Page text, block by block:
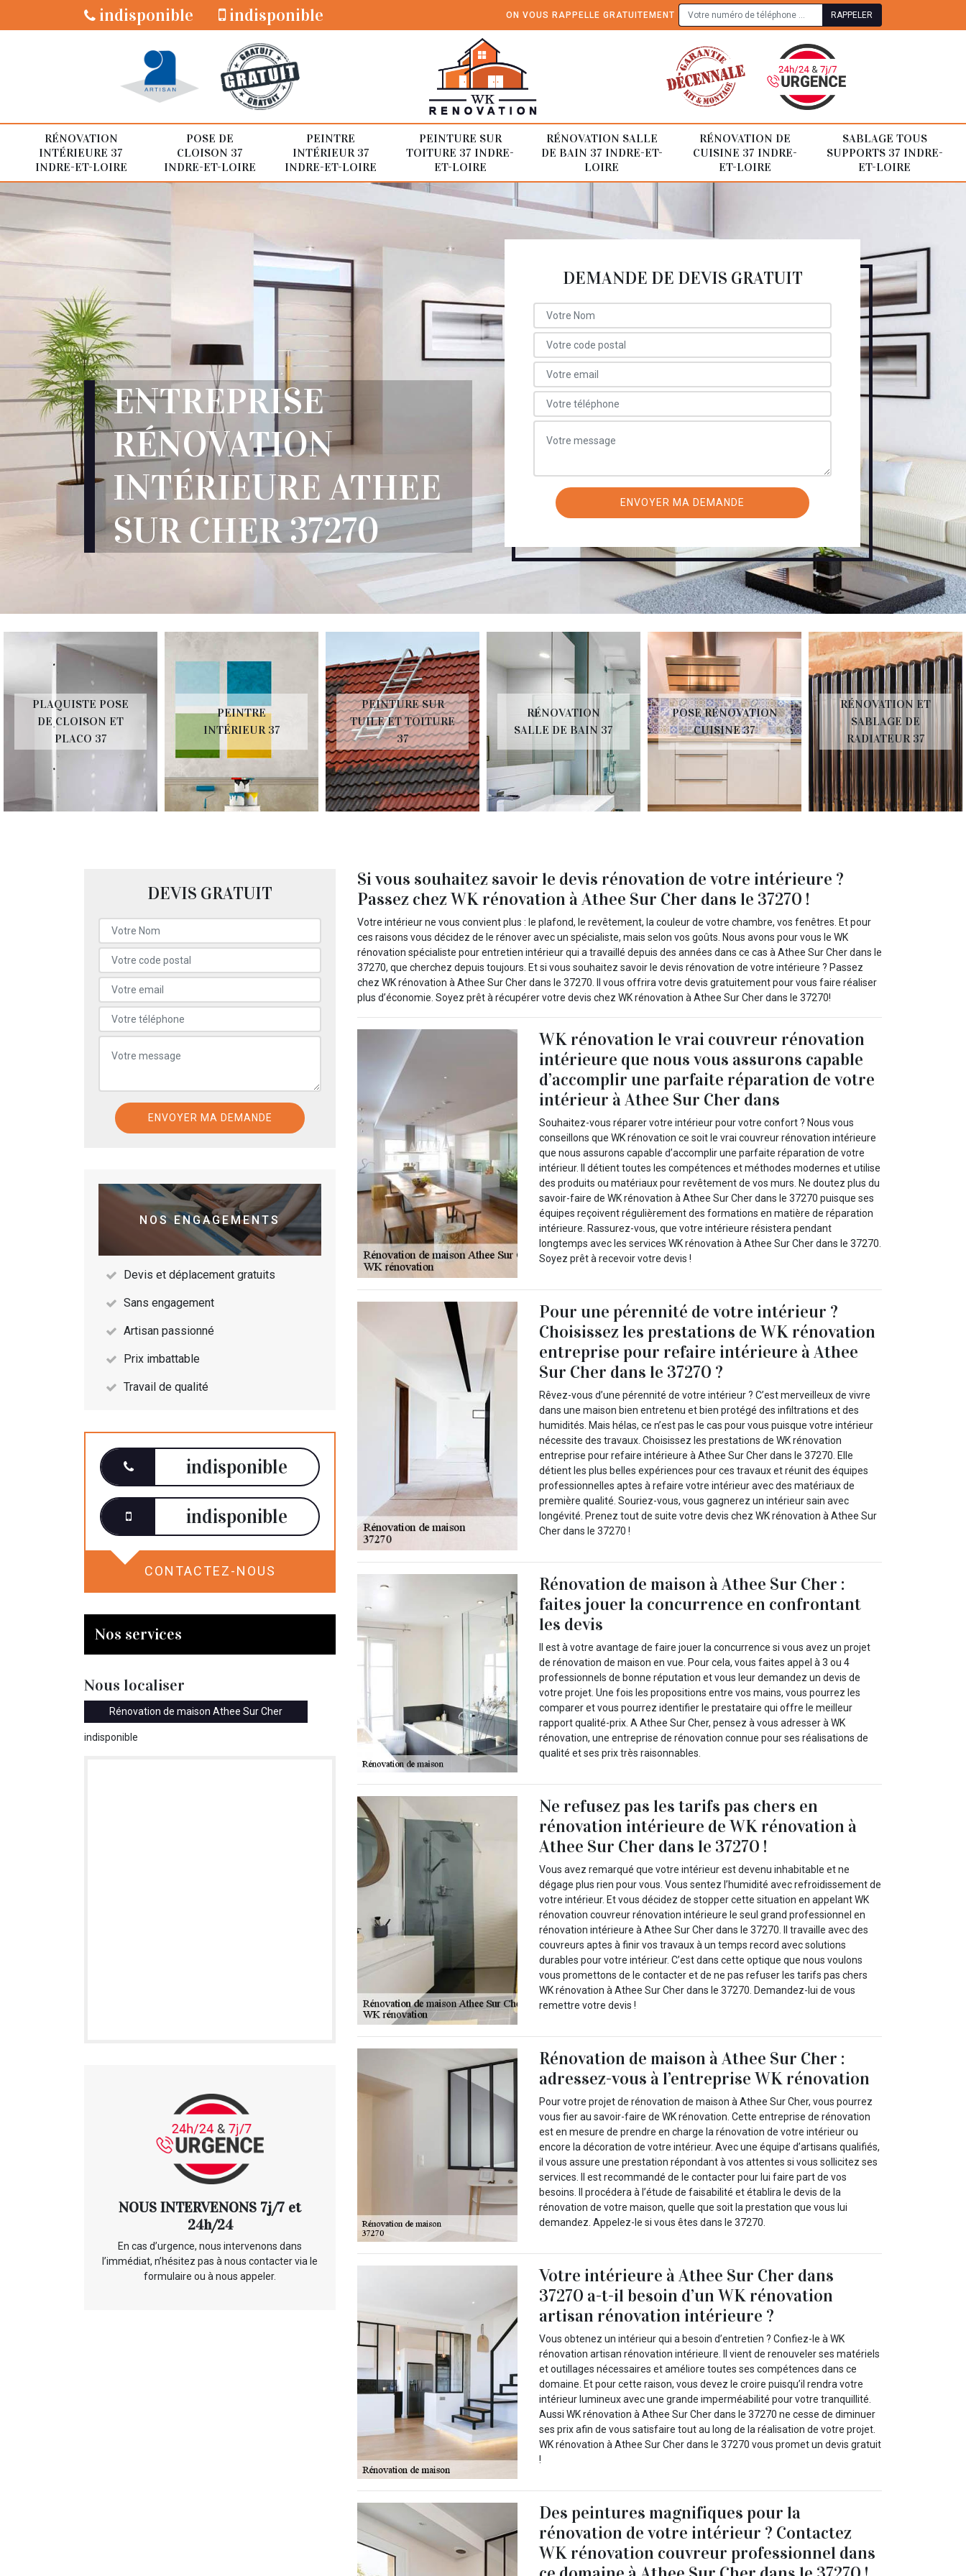
indisponible indisponible ON VOUS RAPPELLE GRATUITEMENT
RÉNOVATION
INTÉRIEURE 37
INDRE-ET-LOIRE
POSE DE
CLOISON 37
INDRE-ET-LOIRE
PEINTRE
INTÉRIEUR 37
INDRE-ET-LOIRE
PEINTURE SUR
TOITURE 37 INDRE-
ET-LOIRE
RÉNOVATION SALLE
DE BAIN 37 INDRE-ET-
LOIRE
RÉNOVATION DE
CUISINE 37 INDRE-
ET-LOIRE
SABLAGE TOUS
SUPPORTS 37 INDRE-
ET-LOIRE
ENTREPRISE
RÉNOVATION
INTÉRIEURE ATHEE
SUR CHER 37270
DEMANDE DE DEVIS GRATUIT
PLAQUISTE POSE
DE CLOISON ET
PLACO 37
PEINTRE
INTÉRIEUR 37
PEINTURE SUR
TUILE ET TOITURE
37
RÉNOVATION
SALLE DE BAIN 37
POSE RÉNOVATION
CUISINE 37
RÉNOVATION ET
SABLAGE DE
RADIATEUR 37
DEVIS GRATUIT
NOS ENGAGEMENTS
Devis et déplacement gratuits
Sans engagement
Artisan passionné
Prix imbattable
Travail de qualité
indisponible
indisponible
CONTACTEZ-NOUS
Nos services
Nous localiser
Rénovation de maison Athee Sur Cher
indisponible
NOUS INTERVENONS 7j/7 et
24h/24
En cas d’urgence, nous intervenons dans
l’immédiat, n’hésitez pas à nous contacter via le
formulaire ou à nous appeler.
Si vous souhaitez savoir le devis rénovation de votre intérieure ?
Passez chez WK rénovation à Athee Sur Cher dans le 37270 !
Votre intérieur ne vous convient plus : le plafond, le revêtement, la couleur de votre chambre, vos fenêtres. Et pour
ces raisons vous décidez de le rénover avec un spécialiste, mais selon vos goûts. Nous avons pour vous le WK
rénovation spécialiste pour entretien intérieur qui a travaillé depuis des années dans ce cas à Athee Sur Cher dans le
37270, que cherchez depuis toujours. Et si vous souhaitez savoir le devis rénovation de votre intérieure ? Passez
chez WK rénovation à Athee Sur Cher dans le 37270. Il vous offrira votre devis gratuitement pour vous faire réaliser
plus d’économie. Soyez prêt à récupérer votre devis chez WK rénovation à Athee Sur Cher dans le 37270!
WK rénovation le vrai couvreur rénovation
intérieure que nous vous assurons capable
d’accomplir une parfaite réparation de votre
intérieur à Athee Sur Cher dans
Souhaitez-vous réparer votre intérieur pour votre confort ? Nous vous
conseillons que WK rénovation ce soit le vrai couvreur rénovation intérieure
que nous assurons capable d’accomplir une parfaite réparation de votre
intérieur. Il détient toutes les compétences et méthodes modernes et utilise
des produits ou matériaux pour revêtement de vos murs. Ne doutez plus du
savoir-faire de WK rénovation à Athee Sur Cher dans le 37270 puisque ses
équipes reçoivent régulièrement des formations en matière de réparation
intérieure. Rassurez-vous, que votre intérieure résistera pendant
longtemps avec les services WK rénovation à Athee Sur Cher dans le 37270.
Soyez prêt à recevoir votre devis !
Pour une pérennité de votre intérieur ?
Choisissez les prestations de WK rénovation
entreprise pour refaire intérieure à Athee
Sur Cher dans le 37270 ?
Rêvez-vous d’une pérennité de votre intérieur ? C’est merveilleux de vivre
dans une maison bien entretenu et bien protégé des infiltrations et des
humidités. Mais hélas, ce n’est pas le cas pour vous puisque votre intérieur
nécessite des travaux. Choisissez les prestations de WK rénovation
entreprise pour refaire intérieure à Athee Sur Cher dans le 37270. Elle
détient les plus belles expériences pour ces travaux et réunit des équipes
professionnelles aptes à refaire votre intérieur avec des matériaux de
première qualité. Souriez-vous, vous gagnerez un intérieur sain avec
longévité. Prenez tout de suite votre devis chez WK rénovation à Athee Sur
Cher dans le 37270 !
Rénovation de maison à Athee Sur Cher :
faites jouer la concurrence en confrontant
les devis
Il est à votre avantage de faire jouer la concurrence si vous avez un projet
de rénovation de maison en vue. Pour cela, vous faites appel à 3 ou 4
professionnels de bonne réputation et vous leur demandez un devis de
votre projet. Une fois les propositions entre vos mains, vous pourrez les
comparer et vous pourrez identifier le prestataire qui offre le meilleur
rapport qualité-prix. A Athee Sur Cher, pensez à vous adresser à WK
rénovation, une entreprise de rénovation connue pour ses réalisations de
qualité et ses prix très raisonnables.
Ne refusez pas les tarifs pas chers en
rénovation intérieure de WK rénovation à
Athee Sur Cher dans le 37270 !
Vous avez remarqué que votre intérieur est devenu inhabitable et ne
dégage plus rien pour vous. Vous sentez l’humidité avec refroidissement de
votre intérieur. Et vous décidez de stopper cette situation en appelant WK
rénovation couvreur rénovation intérieure le seul grand professionnel en
rénovation intérieure à Athee Sur Cher dans le 37270. Il travaille avec des
couvreurs aptes à finir vos travaux à un temps record avec solutions
durables pour votre intérieur. C’est dans cette optique que nous voulons
vous promettons de le contacter et de ne pas refuser les tarifs pas chers
WK rénovation à Athee Sur Cher dans le 37270. Demandez-lui de vous
remettre votre devis !
Rénovation de maison à Athee Sur Cher :
adressez-vous à l’entreprise WK rénovation
Pour votre projet de rénovation de maison à Athee Sur Cher, vous pourrez
vous fier au savoir-faire de WK rénovation. Cette entreprise de rénovation
est en mesure de prendre en charge la rénovation de votre intérieur ou
encore la décoration de votre intérieur. Avec une équipe d’artisans qualifiés,
il vous assure une prestation répondant à vos attentes si vous sollicitez ses
services. Il est recommandé de le contacter pour lui faire part de vos
besoins. Il procédera à l’étude de faisabilité et établira le devis de la
rénovation de votre maison, quelle que soit la prestation que vous lui
demandez. Appelez-le si vous êtes dans le 37270.
Votre intérieure à Athee Sur Cher dans
37270 a-t-il besoin d’un WK rénovation
artisan rénovation intérieure ?
Vous obtenez un intérieur qui a besoin d’entretien ? Confiez-le à WK
rénovation artisan rénovation intérieure. Il vient de renouveler ses matériels
et outillages nécessaires et améliore toutes ses compétences dans ce
domaine. Et pour cette raison, vous devez le croire puisqu’il rendra votre
intérieur lumineux avec une grande imperméabilité pour votre tranquillité.
Aussi WK rénovation à Athee Sur Cher dans le 37270 ne cesse de diminuer
ses prix afin de vous satisfaire tout au long de la réalisation de votre projet.
WK rénovation à Athee Sur Cher dans le 37270 vous promet un devis gratuit
!
Des peintures magnifiques pour la
rénovation de votre intérieur ? Contactez
WK rénovation couvreur professionnel dans